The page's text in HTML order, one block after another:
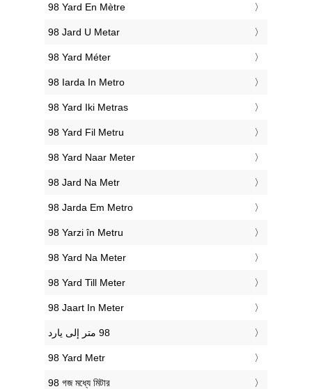
‎98 Yard En Mètre
‎98 Jard U Metar
‎98 Yard Méter
‎98 Iarda In Metro
‎98 Yard Iki Metras
‎98 Yard Fil Metru
‎98 Yard Naar Meter
‎98 Jard Na Metr
‎98 Jarda Em Metro
‎98 Yarzi în Metru
‎98 Yard Na Meter
‎98 Yard Till Meter
‎98 Jaart In Meter
‎98 Yard Metr
‎98 গজ মধ্যে মিটার